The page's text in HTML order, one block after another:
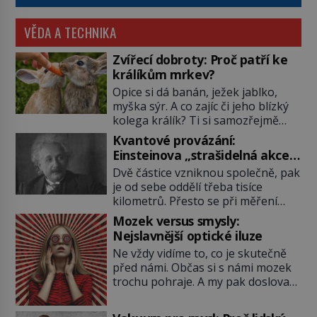
VĚDA A TECHNIKA
Zvířecí dobroty: Proč patří ke
králíkům mrkev?
Opice si dá banán, ježek jablko,
myška sýr. A co zajíc či jeho blízký
kolega králík? Ti si samozřejmě
pochutnají na mrkvi! Proč jsou
podobné představy o potravě
zvířat často spíš mýty? Pokud máte
doma králíka, mrkev mu dát
můžete. A nejspíš mu i bude
chutnat, ovšem měl by ji mít jen
jako občasný pamlsek. […]
Kvantové provázání:
Einsteinova „strašidelná akce
na dálku“ dál mate i fascinuje
vědce
Dvě částice vzniknou společně, pak
je od sebe oddělí třeba tisíce
kilometrů. Přesto se při měření
chovají, jako by mezi nimi
existovalo neviditelné pouto. Albert
Einstein tomu s jistou dávkou
ironie říká „strašidelná akce na
dálku“ a dlouhá desetiletí věří, že
musí existovat jednodušší
Mozek versus smysly:
Nejslavnější optické iluze
Ne vždy vidíme to, co je skutečně
před námi. Občas si s námi mozek
trochu pohraje. A my pak doslova
vznikají ty nejpodivnější optické